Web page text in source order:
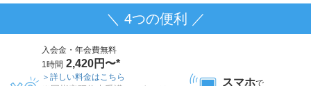
＼ 4つの便利 ／
入会金・年会費無料
1時間 2,420円〜*
＞詳しい料金はこちら スマホで